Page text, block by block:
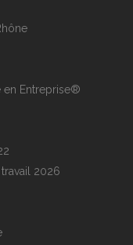
en Entreprise®
2026